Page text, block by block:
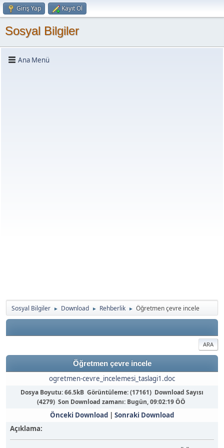
Giriş Yap Kayıt Ol
Sosyal Bilgiler
Ana Menü
Sosyal Bilgiler ► Download ► Rehberlik ► Öğretmen çevre incele
ARA
Öğretmen çevre incele
ogretmen-cevre_incelemesi_taslagi1.doc
Dosya Boyutu: 66.5kB Görüntüleme: (17161) Download Sayısı
(4279) Son Download zamanı: Bugün, 09:02:19 ÖÖ
Önceki Download | Sonraki Download
Açıklama: